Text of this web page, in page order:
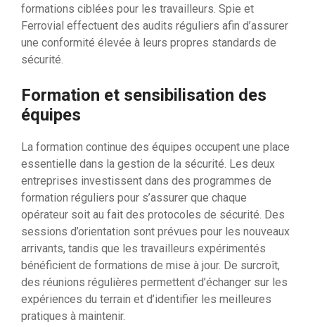
formations ciblées pour les travailleurs. Spie et
Ferrovial effectuent des audits réguliers afin d’assurer
une conformité élevée à leurs propres standards de
sécurité.
Formation et sensibilisation des
équipes
La formation continue des équipes occupent une place
essentielle dans la gestion de la sécurité. Les deux
entreprises investissent dans des programmes de
formation réguliers pour s’assurer que chaque
opérateur soit au fait des protocoles de sécurité. Des
sessions d’orientation sont prévues pour les nouveaux
arrivants, tandis que les travailleurs expérimentés
bénéficient de formations de mise à jour. De surcroît,
des réunions régulières permettent d’échanger sur les
expériences du terrain et d’identifier les meilleures
pratiques à maintenir.